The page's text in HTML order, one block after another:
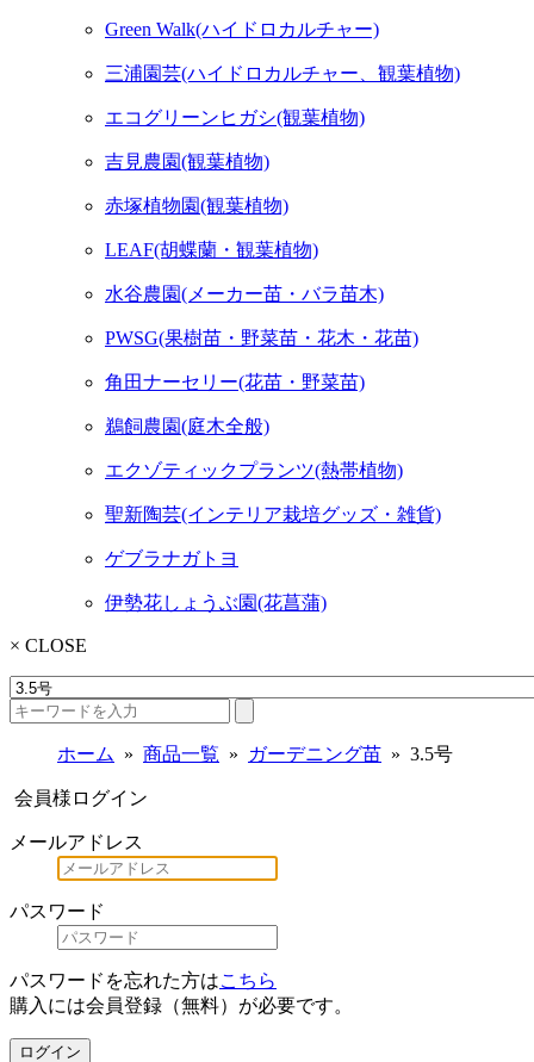
Green Walk(ハイドロカルチャー)
三浦園芸(ハイドロカルチャー、観葉植物)
エコグリーンヒガシ(観葉植物)
吉見農園(観葉植物)
赤塚植物園(観葉植物)
LEAF(胡蝶蘭・観葉植物)
水谷農園(メーカー苗・バラ苗木)
PWSG(果樹苗・野菜苗・花木・花苗)
角田ナーセリー(花苗・野菜苗)
鵜飼農園(庭木全般)
エクゾティックプランツ(熱帯植物)
聖新陶芸(インテリア栽培グッズ・雑貨)
ゲブラナガトヨ
伊勢花しょうぶ園(花菖蒲)
× CLOSE
ホーム 商品一覧 ガーデニング苗 3.5号
会員様ログイン
メールアドレス
パスワード
パスワードを忘れた方はこちら
購入には会員登録（無料）が必要です。
ログイン